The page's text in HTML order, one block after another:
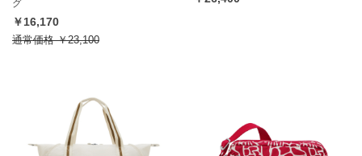
グ
￥16,170
通常価格￥23,100